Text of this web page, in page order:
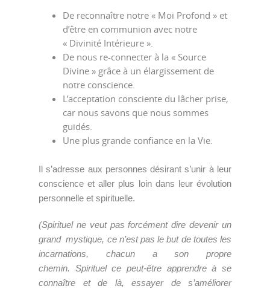
De reconnaître notre « Moi Profond » et
d’être en communion avec notre
« Divinité Intérieure ».
De nous re-connecter à la « Source
Divine » grâce à un élargissement de
notre conscience.
L’acceptation consciente du lâcher prise,
car nous savons que nous sommes
guidés.
Une plus grande confiance en la Vie.
Il s’adresse aux personnes désirant s’unir à leur
conscience et aller plus loin dans leur évolution
personnelle et spirituelle.
(Spirituel ne veut pas forcément dire devenir un
grand mystique, cen’est pas le but de toutes les
incarnations, chacun a son propre
chemin. Spirituelce peut-être apprendre à se
connaître et de là, essayer de s’améliorer